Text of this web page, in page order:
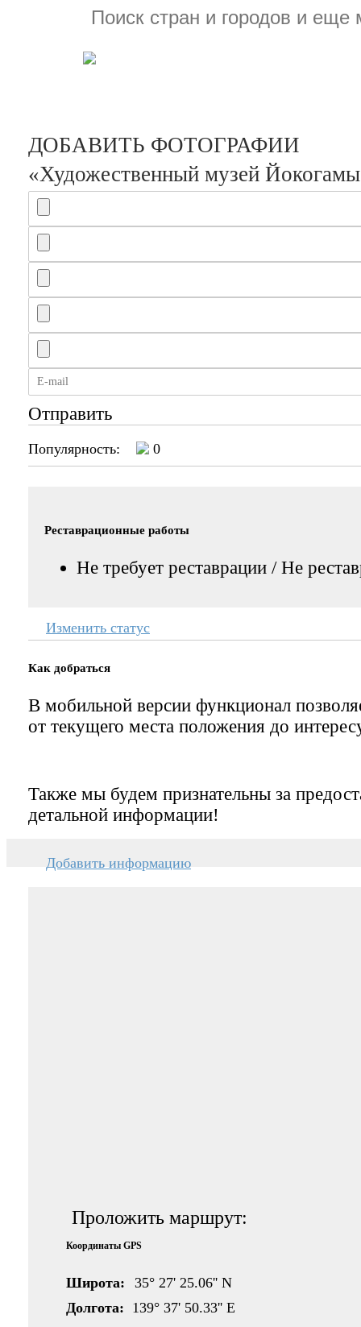
ДОБАВИТЬ ФОТОГРАФИИ
«Художественный музей
Отправить
Популярность: 0
Реставрационные работы
Не требует реставрации / Не
Изменить статус
Как добраться
В мобильной версии функционал
от текущего места положения до
Также мы будем признательны за
детальной информации!
Добавить информацию
Проложить маршрут:
Координаты GPS
Широта:
35° 27' 25.06'' N
Долгота: 139° 37' 50.33'' E